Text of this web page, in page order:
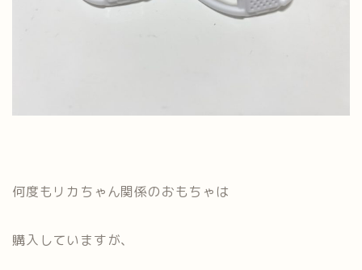
何度もリカちゃん関係のおもちゃは
購入していますが、